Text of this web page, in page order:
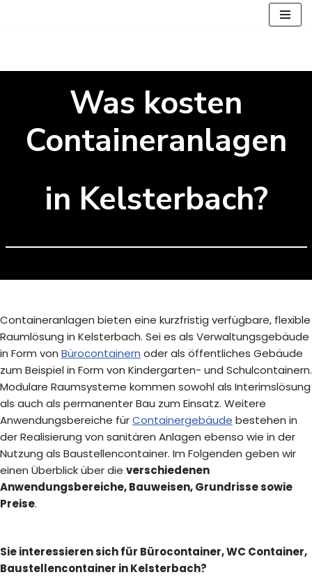
springen
Was kosten
Containeranlagen
in Kelsterbach?
Containeranlagen bieten eine kurzfristig verfügbare, flexible
Raumlösung in Kelsterbach. Sei es als Verwaltungsgebäude
in Form von Bürocontainern oder als öffentliches Gebäude
zum Beispiel in Form von Kindergarten- und Schulcontainern.
Modulare Raumsysteme kommen sowohl als Interimslösung
als auch als permanenter Bau zum Einsatz. Weitere
Anwendungsbereiche fürContainergebäude bestehen in
der Realisierung von sanitären Anlagen ebenso wie in der
Nutzung als Baustellencontainer. Im Folgenden geben wir
einen Überblick über die verschiedenen
Anwendungsbereiche, Bauweisen, Grundrisse sowie
Preise.
Sie interessieren sich für Bürocontainer, WC Container,
Baustellencontainer in Kelsterbach?